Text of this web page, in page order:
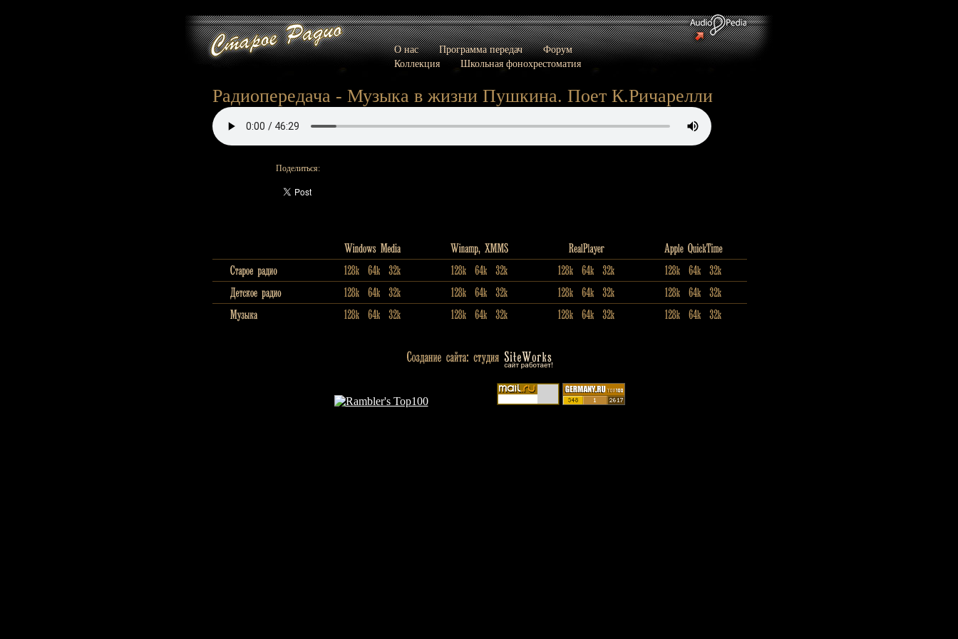
О нас Программа передач
Форум
Коллекция
Школьная фонохрестоматия
Радиопередача - Музыка в жизни Пушкина. Поет К.Ричарелли
Поделиться: